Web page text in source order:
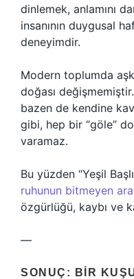
dinlemek, anlamını
insanının duygusal
deneyimdir.
Modern toplumda
doğası
bazen de kendine
gibi, hep bir “göle”
varamaz.
Bu yüzden “Yeşil
ruhunun bitmeyen
özgürlüğü, kaybı ve
—
SONUÇ: BIR